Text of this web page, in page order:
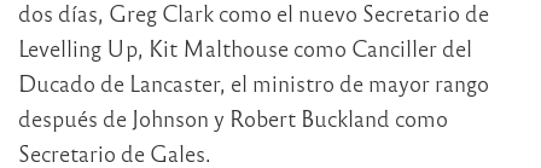
dos días, Greg Clark como el nuevo Secretario de
Levelling Up, Kit Malthouse como Canciller del
Ducado de Lancaster, el ministro de mayor rango
después de Johnson y Robert Buckland como
Secretario de Gales.